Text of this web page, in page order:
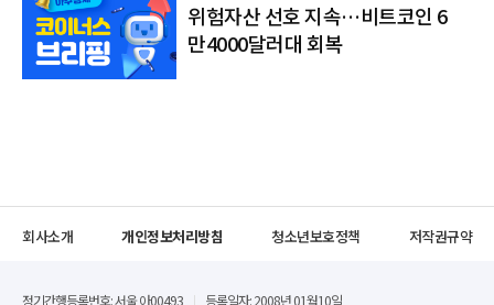
위험자산 선호 지속…비트코인 6
만4000달러대 회복
회사소개 개인정보처리방침 청소년보호정책 저작권규약
정기간행등록번호: 서울 아00493 등록일자: 2008년 01월10일